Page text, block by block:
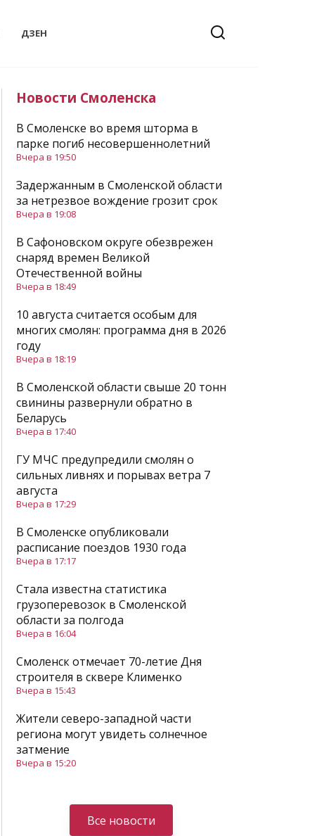
ДЗЕН
Новости Смоленска
В Смоленске во время шторма в
парке погиб несовершеннолетний
Вчера в 19:50
Задержанным в Смоленской области
за нетрезвое вождение грозит срок
Вчера в 19:08
В Сафоновском округе обезврежен
снаряд времен Великой
Отечественной войны
Вчера в 18:49
10 августа считается особым для
многих смолян: программа дня в 2026
году
Вчера в 18:19
В Смоленской области свыше 20 тонн
свинины развернули обратно в
Беларусь
Вчера в 17:40
ГУ МЧС предупредили смолян о
сильных ливнях и порывах ветра 7
августа
Вчера в 17:29
В Смоленске опубликовали
расписание поездов 1930 года
Вчера в 17:17
Стала известна статистика
грузоперевозок в Смоленской
области за полгода
Вчера в 16:04
Смоленск отмечает 70-летие Дня
строителя в сквере Клименко
Вчера в 15:43
Жители северо-западной части
региона могут увидеть солнечное
затмение
Вчера в 15:20
Все новости